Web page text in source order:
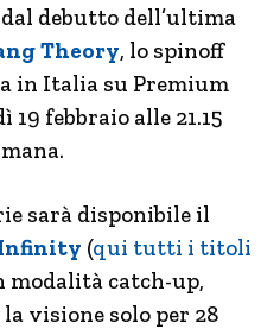
dal debutto dell’ultima
Theory, lo spinoff
in Italia su Premium
febbraio alle 21.15
sarà disponibile il
(qui tutti i titoli
modalità catch-up,
visione solo per 28